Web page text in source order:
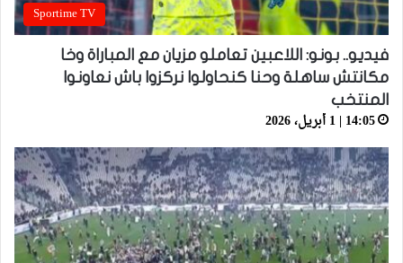
Sportime TV
فيديو.. بونو: اللاعبين تعاملو مزيان مع المباراة وخا
مكانتش ساهلة وحنا كنحاولوا نركزوا باش نعاونوا
المنتخب
14:05 | 1 أبريل، 2026